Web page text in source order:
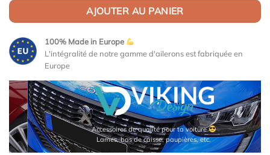
AJOUTER AU PANIER
100% Made in Europe
L'intégralité de notre gamme d'ailerons est fabriquée en
Europe
Accessoires de qualité pour ta voiture
Lames, bas de caisse, paupières, etc.